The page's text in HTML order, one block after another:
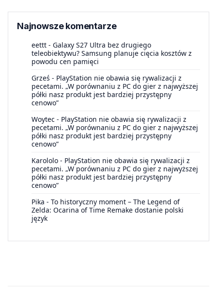
Najnowsze komentarze
eettt - Galaxy S27 Ultra bez drugiego
teleobiektywu? Samsung planuje cięcia kosztów z
powodu cen pamięci
Grześ - PlayStation nie obawia się rywalizacji z
pecetami. „W porównaniu z PC do gier z najwyższej
półki nasz produkt jest bardziej przystępny
cenowo”
Woytec - PlayStation nie obawia się rywalizacji z
pecetami. „W porównaniu z PC do gier z najwyższej
półki nasz produkt jest bardziej przystępny
cenowo”
Karololo - PlayStation nie obawia się rywalizacji z
pecetami. „W porównaniu z PC do gier z najwyższej
półki nasz produkt jest bardziej przystępny
cenowo”
Pika - To historyczny moment – The Legend of
Zelda: Ocarina of Time Remake dostanie polski
język